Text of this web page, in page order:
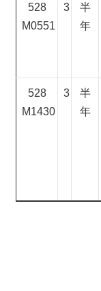
528
M0551
3
半
年
528
M1430
3
半
年